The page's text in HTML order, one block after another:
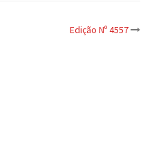
Edição Nº 4557